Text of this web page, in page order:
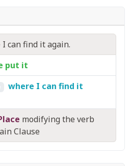
I can find it again.
put it
where I can find it
modifying the verb
Clause